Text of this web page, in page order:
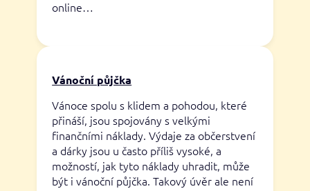
online…
Vánoční půjčka
Vánoce spolu s klidem a pohodou, které
přináší, jsou spojovány s velkými
finančními náklady. Výdaje za občerstvení
a dárky jsou u často příliš vysoké, a
možností, jak tyto náklady uhradit, může
být i vánoční půjčka. Takový úvěr ale není